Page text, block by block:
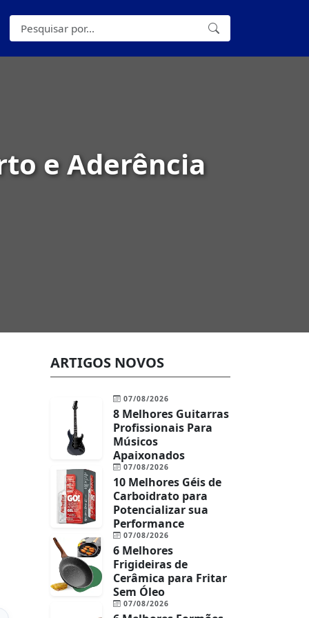
e Aderência
ARTIGOS NOVOS
07/08/2026
8 Melhores Guitarras
Profissionais Para
Músicos
Apaixonados
07/08/2026
10 Melhores Géis de
Carboidrato para
Potencializar sua
Performance
07/08/2026
6 Melhores
Frigideiras de
Cerâmica para Fritar
Sem Óleo
07/08/2026